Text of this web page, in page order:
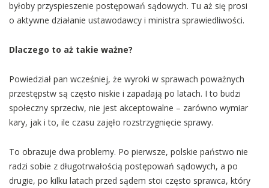
byłoby przyspieszenie postępowań sądowych. Tu aż się prosi
o aktywne działanie ustawodawcy i ministra sprawiedliwości.
Dlaczego to aż takie ważne?
Powiedział pan wcześniej, że wyroki w sprawach poważnych
przestępstw są często niskie i zapadają po latach. I to budzi
społeczny sprzeciw, nie jest akceptowalne – zarówno wymiar
kary, jak i to, ile czasu zajęło rozstrzygnięcie sprawy.
To obrazuje dwa problemy. Po pierwsze, polskie państwo nie
radzi sobie z długotrwałością postępowań sądowych, a po
drugie, po kilku latach przed sądem stoi często sprawca, który